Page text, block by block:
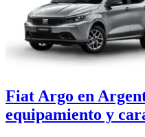
Fiat Argo en
equipamiento y